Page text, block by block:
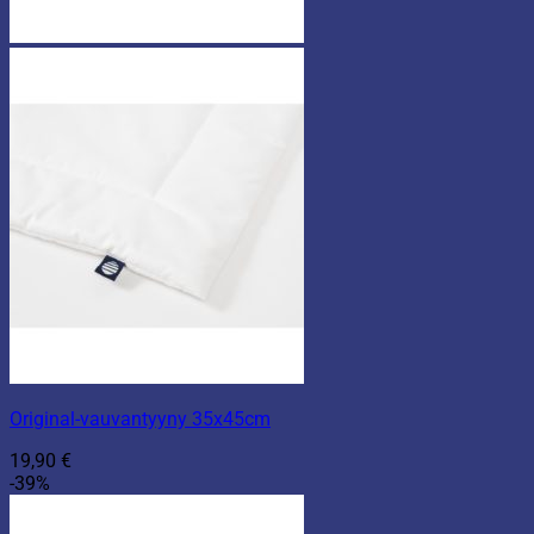
Original-vauvantyyny 35x45cm
19,90 €
-39%